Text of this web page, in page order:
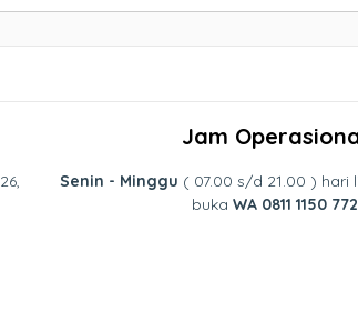
Jam
Senin - Minggu ( 07.00 s/d 21.00 ) hari
buka WA 0811 1150 772